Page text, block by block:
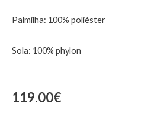
Palmilha: 100% poliéster
Sola: 100% phylon
119.00€